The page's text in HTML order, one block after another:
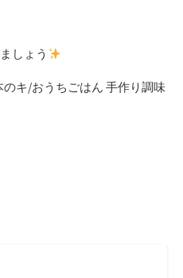
しょう
キ/おうちごはん 手作り調味